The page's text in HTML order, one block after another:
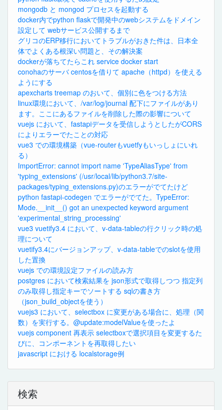
mongodb と mongod プロセスを起動する
docker内でpython flaskで開発中のwebシステムをドメイン
設定して webサービス公開するまで
グリコのERP移行においてトラブルがおきた件は、日本全
体でよくある根深い問題と、その解決案
dockerが落ちてたらこれ service docker start
conohaのサーバ centosを借りて apache（httpd）を使える
ようにする
apexcharts treemap のおいて、個別に色をつける方法
linux環境において、/var/log/journal 配下にファイルがあり
ます。ここにあるファイルを削除した際の影響について
vuejs において、fastapiデータを受信しようとしたがCORS
によりエラーでたことの対応
vue3 での環境構築（vue-routerもvuetfyもいっしょにいれ
る）
ImportError: cannot import name 'TypeAliasType' from
'typing_extensions' (/usr/local/lib/python3.7/site-
packages/typing_extensions.py)のエラーがでてたけど
python fastapi-codegen でエラーがでてた。TypeError:
Mode.__init__() got an unexpected keyword argument
'experimental_string_processing'
vue3 vuetify3.4 において、v-data-tableの行クリック時の処
理について
vuetify3.4にバージョンアップ、v-data-tableでのslotを使用
した置換
vuejs での環境設定ファイルの読み方
postgres において検索結果を json形式で取得しつつ 指定列
のみ取得し指定キーでソートする sqlの書き方
（json_build_objectを使う）
vuejs3 において、selectbox に変更がある場合に、処理（関
数）を実行する。@update:modelValueを使ったよ
vuejs component 再表示 selectboxで選択項目を変更するた
びに、コンポーネントを再取得したい
javascript における localstorage例
検索